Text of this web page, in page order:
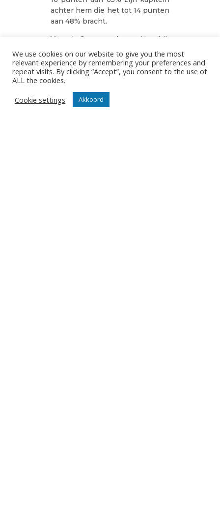
achter hem die het tot 14 punten
aan 48% bracht.
Voor de Supercup kwam Hendrik
Tuerlinckx zijn maatjes nog
aanmoedigen, dat zal zeker
eventjes anders zijn komende
zaterdag. Met aan de pass een
nog steeds uitstekende Matthias
Valkiers ligt de voorlopige leider
We use cookies on our website to give you the most
relevant experience by remembering your preferences and
repeat visits. By clicking “Accept”, you consent to the use of
ALL the cookies.
Cookie settings
Akkoord